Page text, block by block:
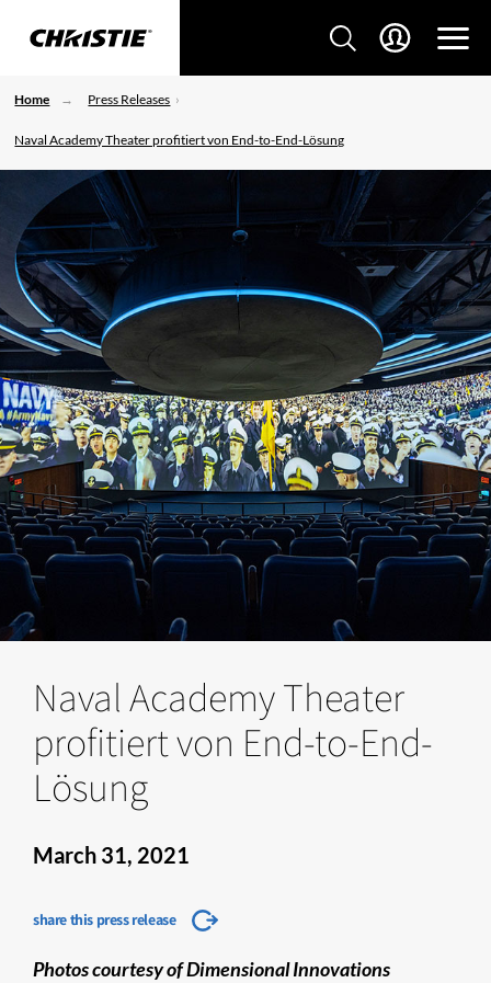
Home Press Releases
Naval Academy Theater profitiert von End-to-End-Lösung
Naval Academy Theater
profitiert von End-to-End-
Lösung
March 31, 2021
share this press release
Photos courtesy of Dimensional Innovations